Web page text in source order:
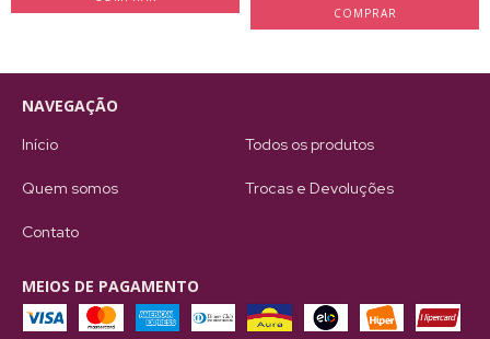
NAVEGAÇÃO
Início Todos os produtos
Quem somos Trocas e Devoluções
Contato
MEIOS DE PAGAMENTO